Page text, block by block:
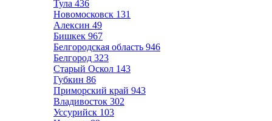
Тула 436
Новомосковск 131
Алексин 49
Бишкек 967
Белгородская область 946
Белгород 323
Старый Оскол 143
Губкин 86
Приморский край 943
Владивосток 302
Уссурийск 103